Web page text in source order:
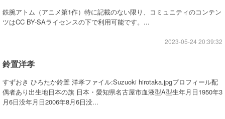
鉄腕アトム（アニメ第1作）特に記載のない限り、コミュニティのコンテン
ツはCC BY-SAライセンスの下で利用可能です。...
2023-05-24 20:39:32
鈴置洋孝
すずおき ひろたか鈴置 洋孝ファイル:Suzuoki hirotaka.jpgプロフィール配
偶者あり出生地日本の旗 日本・愛知県名古屋市血液型A型生年月日1950年3
月6日没年月日2006年8月6日没...